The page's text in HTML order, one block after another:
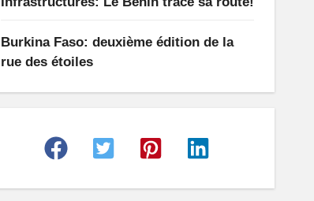
Burkina Faso: deuxième édition de la
rue des étoiles